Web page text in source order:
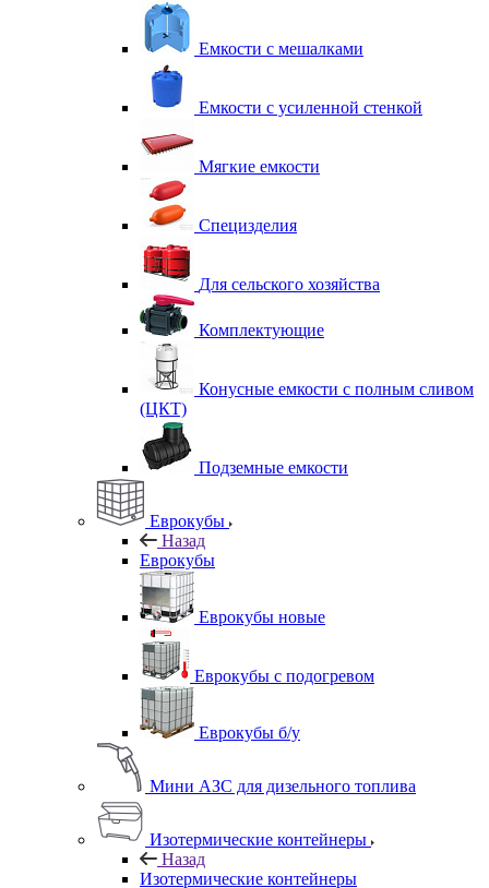
Емкости с мешалками
Емкости с усиленной стенкой
Мягкие емкости
Специзделия
Для сельского хозяйства
Комплектующие
Конусные емкости с полным сливом
(ЦКТ)
Подземные емкости
Еврокубы
Назад
Еврокубы
Еврокубы новые
Еврокубы с подогревом
Еврокубы б/у
Мини АЗС для дизельного топлива
Изотермические контейнеры
Назад
Изотермические контейнеры